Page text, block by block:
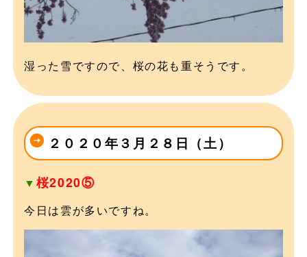
湿った雪ですので、桜の花も重そうです。
２０２０年３月２８日（土）
▼ 桜2020⑤
今日は雲が多いですね。